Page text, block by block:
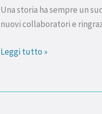
Una storia ha sempre un
nuovi collaboratori e
scrivo?
Leggi tutto »